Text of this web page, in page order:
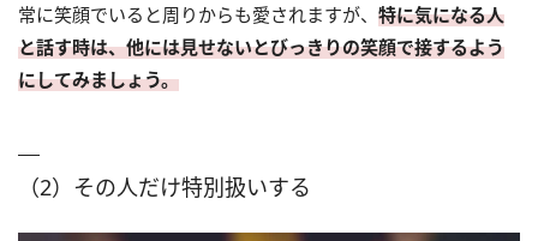
常に笑顔でいると周りからも愛されますが、 特に気になる人
と話す時は、他には見せないとびっきりの笑顔で接するよう
にしてみましょう。
（2）その人だけ特別扱いする